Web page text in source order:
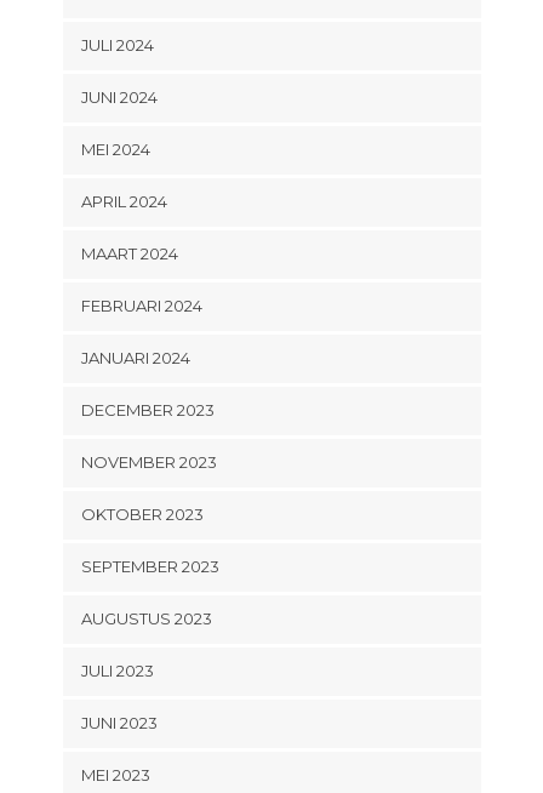
JULI 2024
JUNI 2024
MEI 2024
APRIL 2024
MAART 2024
FEBRUARI 2024
JANUARI 2024
DECEMBER 2023
NOVEMBER 2023
OKTOBER 2023
SEPTEMBER 2023
AUGUSTUS 2023
JULI 2023
JUNI 2023
MEI 2023